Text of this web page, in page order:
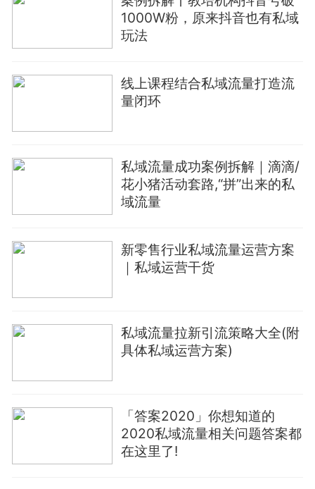
1000W粉，原来抖音也有私域
玩法
线上课程结合私域流量打造流
量闭环
私域流量成功案例拆解｜滴滴/
花小猪活动套路,“拼”出来的私
域流量
新零售行业私域流量运营方案
｜私域运营干货
私域流量拉新引流策略大全(附
具体私域运营方案)
「答案2020」你想知道的
2020私域流量相关问题答案都
在这里了!